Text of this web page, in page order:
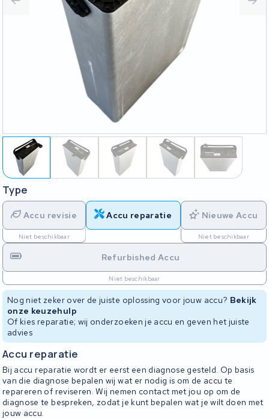
Type
Accu revisie
Niet beschikbaar
Accu reparatie Nieuwe Accu
Niet beschikbaar
Refurbished Accu
Niet beschikbaar
Nog niet zeker over de juiste oplossing voor jouw accu? Bekijk
onze keuzehulp
Of kies reparatie; wij onderzoeken je accu en geven het juiste
advies
Accu reparatie
Bij accu reparatie wordt er eerst een diagnose gesteld. Op basis
van die diagnose bepalen wij wat er nodig is om de accu te
repareren of reviseren. Wij nemen contact met jou op om de
diagnose te bespreken, zodat je kunt bepalen wat je wilt doen met
jouw accu.